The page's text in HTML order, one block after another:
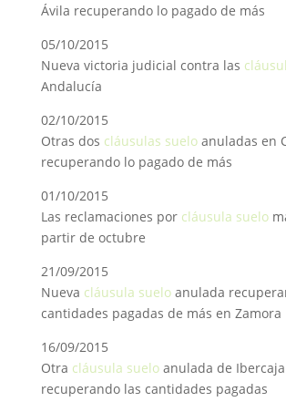
Ávila recuperando lo pagado de más
05/10/2015
Nueva victoria judicial contra las
Andalucía
02/10/2015
Otras dos cláusulas sueloanuladas en
recuperando lo pagado de más
01/10/2015
Las reclamaciones por cláusula suelo
partir de octubre
21/09/2015
Nueva cláusula sueloanulada
cantidades pagadas de más en Zamora
16/09/2015
Otra cláusula sueloanulada de Ibercaja
recuperando las cantidades pagadas